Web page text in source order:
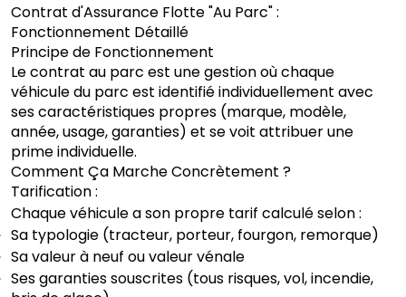
Contrat d'Assurance Flotte "Au Parc" :
Fonctionnement Détaillé
Principe de Fonctionnement
Le contrat au parc est une gestion où chaque
véhicule du parc est identifié individuellement avec
ses caractéristiques propres (marque, modèle,
année, usage, garanties) et se voit attribuer une
prime individuelle.
Comment Ça Marche Concrètement ?
Tarification :
Chaque véhicule a son propre tarif calculé selon :
Sa typologie (tracteur, porteur, fourgon, remorque)
Sa valeur à neuf ou valeur vénale
Ses garanties souscrites (tous risques, vol, incendie,